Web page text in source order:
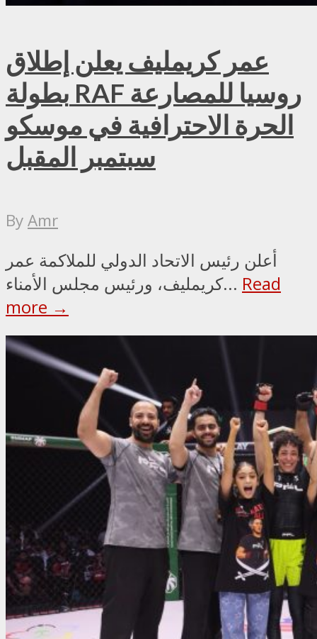
عمر كريمليف يعلن إطلاق
بطولة RAF روسيا للمصارعة
الحرة الاحترافية في موسكو
سبتمبر المقبل
ByAmr
أعلن رئيس الاتحاد الدولي للملاكمة عمر
كريمليف، ورئيس مجلس الأمناء... Read
more →